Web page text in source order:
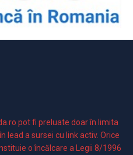
pot fi preluate doar în limita
lead a sursei cu link activ. Orice
o încălcare a Legii 8/1996